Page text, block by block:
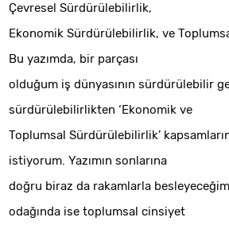
Çevresel Sürdürülebilirlik,
Ekonomik Sürdürülebilirlik, ve
Bu yazımda, bir parçası
olduğum iş dünyasının sürdürülebilir
sürdürülebilirlikten ‘Ekonomik ve
Toplumsal Sürdürülebilirlik’
istiyorum. Yazımın sonlarına
doğru biraz da rakamlarla
odağında ise toplumsal cinsiyet